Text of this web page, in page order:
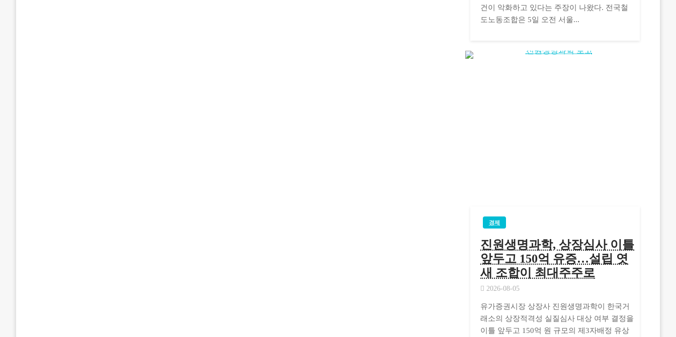
건이 악화하고 있다는 주장이 나왔다. 전국철
도노동조합은 5일 오전 서울...
경제
진원생명과학, 상장심사 이틀
앞두고 150억 유증…설립 엿
새 조합이 최대주주로
2026-08-05
유가증권시장 상장사 진원생명과학이 한국거
래소의 상장적격성 실질심사 대상 여부 결정을
이틀 앞두고 150억 원 규모의 제3자배정 유상